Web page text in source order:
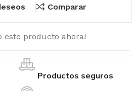
Comparar
este producto ahora!
Productos seguros